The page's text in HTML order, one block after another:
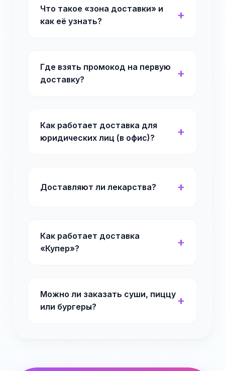
Что такое «зона доставки» и
как её узнать?
Где взять промокод на первую
доставку?
Как работает доставка для
юридических лиц (в офис)?
Доставляют ли лекарства?
Как работает доставка
«Купер»?
Можно ли заказать суши, пиццу
или бургеры?